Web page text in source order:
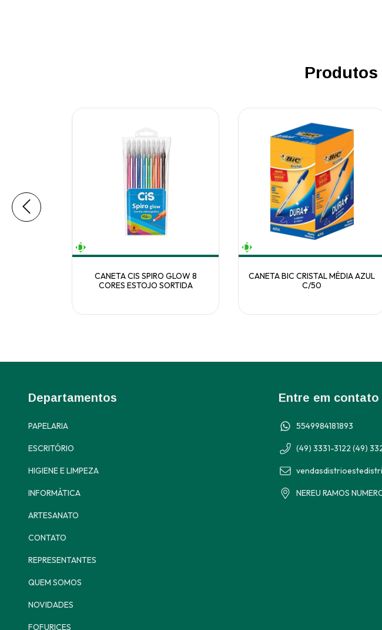
CANETA CIS SPIRO GLOW 8
CORES ESTOJO SORTIDA
CANETA BIC CRISTAL MÉDIA AZUL
C/50
Departamentos
PAPELARIA
ESCRITÓRIO
HIGIENE E LIMPEZA
INFORMÁTICA
ARTESANATO
CONTATO
REPRESENTANTES
QUEM SOMOS
NOVIDADES
FOFURICES
Entre em contato
5549984181893
(49) 3331-3122 (49)
NEREU RAMOS